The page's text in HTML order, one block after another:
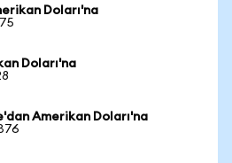
Doları'na
Doları'na
Amerikan Doları'na